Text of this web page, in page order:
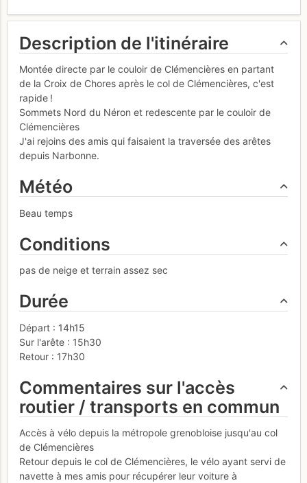
Description de l'itinéraire
Montée directe par le couloir de Clémencières en partant
de la Croix de Chores après le col de Clémencières, c'est
rapide !
Sommets Nord du Néron et redescente par le couloir de
Clémencières
J'ai rejoins des amis qui faisaient la traversée des arêtes
depuis Narbonne.
Météo
Beau temps
Conditions
pas de neige et terrain assez sec
Durée
Départ : 14h15
Sur l'arête : 15h30
Retour : 17h30
Commentaires sur l'accès
routier / transports en commun
Accès à vélo depuis la métropole grenobloise jusqu'au col
de Clémencières
Retour depuis le col de Clémencières, le vélo ayant servi de
navette à mes amis pour récupérer leur voiture à